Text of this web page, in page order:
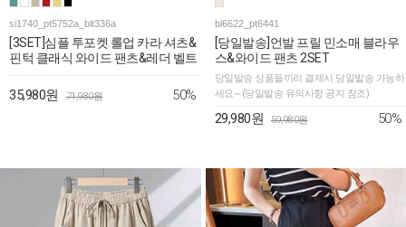
si1740_pt5752a_blt336a
[3SET]심플 투포켓 롤업 카라 셔츠&
핀턱 클래식 와이드 팬츠&레더 벨트
35,980원 71,980원 50%
bl6622_pt6441
[당일발송]언발 프릴 민소매 블라우
스&와이드 팬츠 2SET
당일발송 상품들끼리 결제시 당일발송 가능하
세요~ (당일발송 유의사항 공지 참조)
29,980원 59,980원 50%